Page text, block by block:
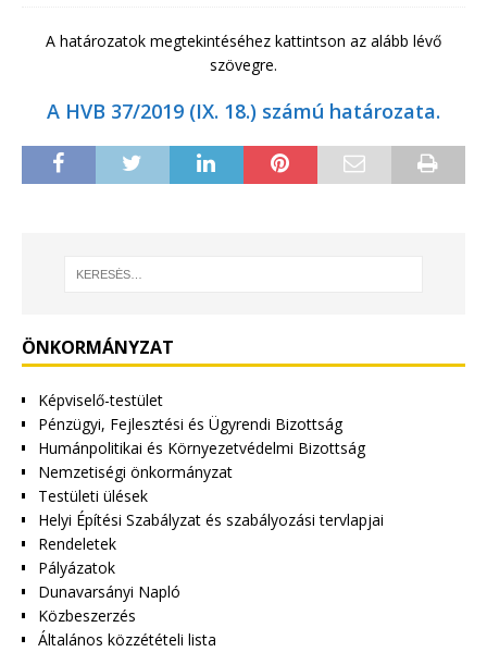
A határozatok megtekintéséhez kattintson az alább lévő
szövegre.
A HVB 37/2019 (IX. 18.) számú határozata.
ÖNKORMÁNYZAT
Képviselő-testület
Pénzügyi, Fejlesztési és Ügyrendi Bizottság
Humánpolitikai és Környezetvédelmi Bizottság
Nemzetiségi önkormányzat
Testületi ülések
Helyi Építési Szabályzat és szabályozási tervlapjai
Rendeletek
Pályázatok
Dunavarsányi Napló
Közbeszerzés
Általános közzétételi lista